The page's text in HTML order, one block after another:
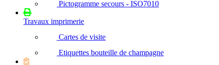
Pictogramme secours - ISO7010
Travaux imprimerie
Cartes de visite
Etiquettes bouteille de champagne